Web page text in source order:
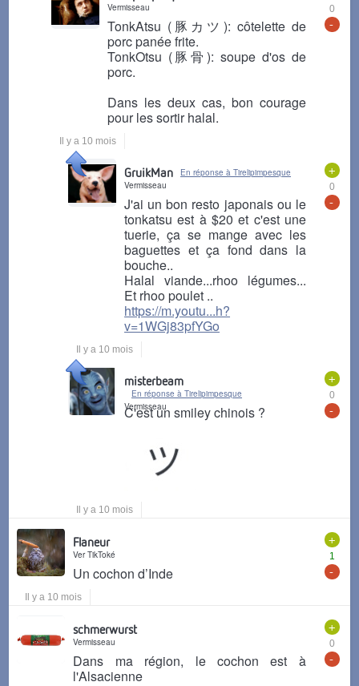
0
-
Vermisseau
TonkAtsu (豚カツ): côtelette de
porc panée frite.
TonkOtsu (豚骨): soupe d'os de
porc.
Dans les deux cas, bon courage
pour les sortir halal.
Il y a 10 mois
+
0
-
GruikMan
En réponse à Tirelipimpesque
Vermisseau
J'ai un bon resto japonais ou le
tonkatsu est à $20 et c'est une
tuerie, ça se mange avec les
baguettes et ça fond dans la
bouche..
Halal viande...rhoo légumes...
Et rhoo poulet ..
https://m.youtu...h?
v=1WGj83pfYGo
Il y a 10 mois
+
0
-
misterbeam
En réponse à Tirelipimpesque
Vermisseau
C'est un smiley chinois ?
Il y a 10 mois
+
1
-
Flaneur
Ver TikToké
Un cochon d’Inde
Il y a 10 mois
+
0
-
schmerwurst
Vermisseau
Dans ma région, le cochon est à
l'Alsacienne